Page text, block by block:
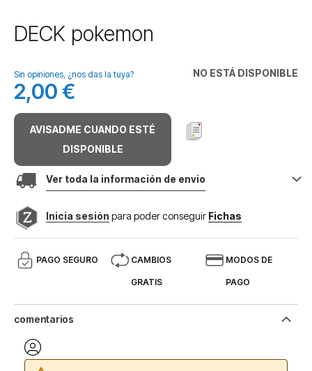
Saltar
al
de
la
galería
de
imágenes
DECK pokemon
NO ESTÁ DISPONIBLE
Sin opiniones, ¿nos das la tuya?
2,00 €
AVISADME CUANDO ESTÉ
DISPONIBLE
Ver toda la información de envio
Inicia sesión para poder conseguir Fichas
PAGO SEGURO CAMBIOS
GRATIS
MODOS DE
PAGO
comentarios